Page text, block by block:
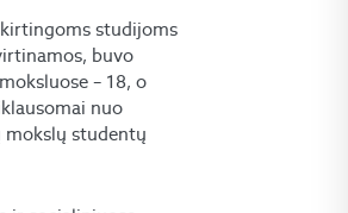
studijoms
buvo
– 18, o
nuo
studentų